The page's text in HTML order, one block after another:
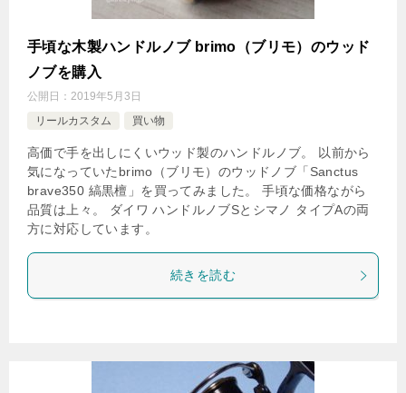
手頃な木製ハンドルノブ brimo（ブリモ）のウッド
ノブを購入
公開日： 2019年5月3日
リールカスタム
買い物
高価で手を出しにくいウッド製のハンドルノブ。 以前から
気になっていたbrimo（ブリモ）のウッドノブ「Sanctus
brave350 縞黒檀」を買ってみました。 手頃な価格ながら
品質は上々。 ダイワ ハンドルノブSとシマノ タイプAの両
方に対応しています。
続きを読む